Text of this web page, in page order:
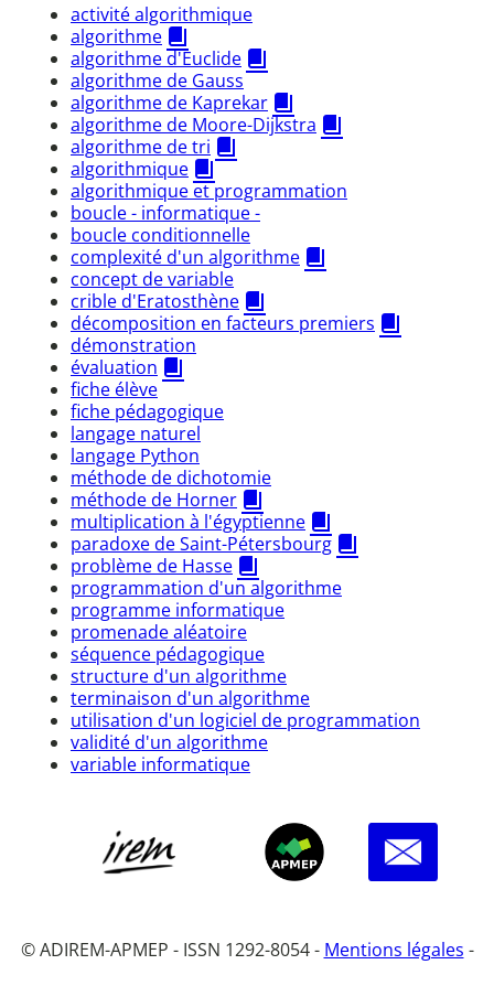
activité algorithmique
algorithme
algorithme d'Euclide
algorithme de Gauss
algorithme de Kaprekar
algorithme de Moore-Dijkstra
algorithme de tri
algorithmique
algorithmique et programmation
boucle - informatique -
boucle conditionnelle
complexité d'un algorithme
concept de variable
crible d'Eratosthène
décomposition en facteurs premiers
démonstration
évaluation
fiche élève
fiche pédagogique
langage naturel
langage Python
méthode de dichotomie
méthode de Horner
multiplication à l'égyptienne
paradoxe de Saint-Pétersbourg
problème de Hasse
programmation d'un algorithme
programme informatique
promenade aléatoire
séquence pédagogique
structure d'un algorithme
terminaison d'un algorithme
utilisation d'un logiciel de programmation
validité d'un algorithme
variable informatique
© ADIREM-APMEP - ISSN 1292-8054 - Mentions légales -